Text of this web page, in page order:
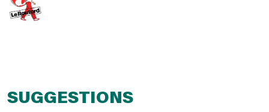
SUGGESTIONS